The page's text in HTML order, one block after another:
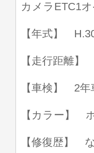
カメラETC1
【年式】
【走行距離
【車検】 2年
【カラー】
【修復歴】